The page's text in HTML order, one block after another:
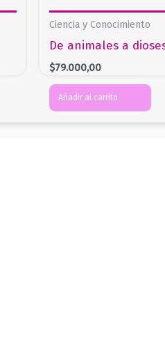
Ciencia y Conocimiento
De animales a
$79.000,00
Añadir al carrito